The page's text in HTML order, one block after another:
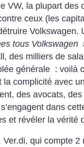
VW, la plupart des
ceux (les
Volkswagen.
tous Volkswagen
des milliers de
générale : voilà
la complicité avec
des avocats,
dans
et révéler la vérité
Ver.di, qui compte